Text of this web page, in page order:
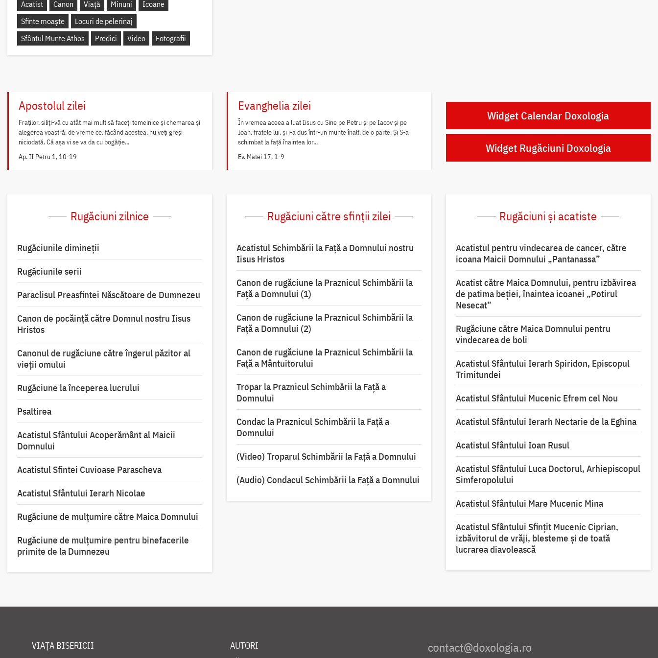
Acatist Canon Viață Minuni
Icoane
Sfinte moaște
Locuri de pelerinaj
Sfântul Munte Athos
Predici Video Fotografii
Apostolul zilei
Fraților, siliți-vă cu atât mai mult să faceți temeinice și chemarea și
alegerea voastră, de vreme ce, făcând acestea, nu veți greși
niciodată. Că așa vi se va da cu bogăție...
Ap. II Petru 1, 10-19
Evanghelia zilei
În vremea aceea a luat Iisus cu Sine pe Petru și pe Iacov și pe
Ioan, fratele lui, și i-a dus într-un munte înalt, de o parte. Și S-a
schimbat la față înaintea lor...
Ev. Matei 17, 1-9
Widget Calendar Doxologia
Widget Rugăciuni Doxologia
Rugăciuni zilnice
Rugăciunile dimineții
Rugăciunile serii
Paraclisul Preasfintei Născătoare de Dumnezeu
Canon de pocăință către Domnul nostru Iisus
Hristos
Canonul de rugăciune către îngerul păzitor al
vieții omului
Rugăciune la începerea lucrului
Psaltirea
Acatistul Sfântului Acoperământ al Maicii
Domnului
Acatistul Sfintei Cuvioase Parascheva
Acatistul Sfântului Ierarh Nicolae
Rugăciune de mulţumire către Maica Domnului
Rugăciune de mulțumire pentru binefacerile
primite de la Dumnezeu
Rugăciuni către sfinții zilei
Acatistul Schimbării la Faţă a Domnului nostru
Iisus Hristos
Canon de rugăciune la Praznicul Schimbării la
Faţă a Domnului (1)
Canon de rugăciune la Praznicul Schimbării la
Faţă a Domnului (2)
Canon de rugăciune la Praznicul Schimbării la
Față a Mântuitorului
Tropar la Praznicul Schimbării la Faţă a
Domnului
Condac la Praznicul Schimbării la Faţă a
Domnului
(Video) Troparul Schimbării la Față a Domnului
(Audio) Condacul Schimbării la Față a Domnului
Rugăciuni și acatiste
Acatistul pentru vindecarea de cancer, către
icoana Maicii Domnului „Pantanassa”
Acatist către Maica Domnului, pentru izbăvirea
de patima beției, înaintea icoanei „Potirul
Nesecat”
Rugăciune către Maica Domnului pentru
vindecarea de boli
Acatistul Sfântului Ierarh Spiridon, Episcopul
Trimitundei
Acatistul Sfântului Mucenic Efrem cel Nou
Acatistul Sfântului Ierarh Nectarie de la Eghina
Acatistul Sfântului Ioan Rusul
Acatistul Sfântului Luca Doctorul, Arhiepiscopul
Simferopolului
Acatistul Sfântului Mare Mucenic Mina
Acatistul Sfântului Sfințit Mucenic Ciprian,
izbăvitorul de vrăji, blesteme și de toată
lucrarea diavolească
VIAȚA BISERICII
AUTORI